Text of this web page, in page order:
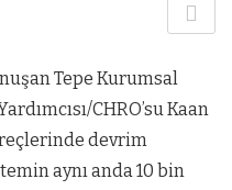
Tepe Kurumsal
CHRO’su Kaan
devrim
aynı anda 10 bin